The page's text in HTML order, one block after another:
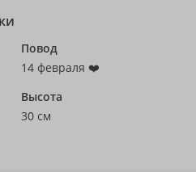
Повод
14 февраля ❤️
Высота
30 см